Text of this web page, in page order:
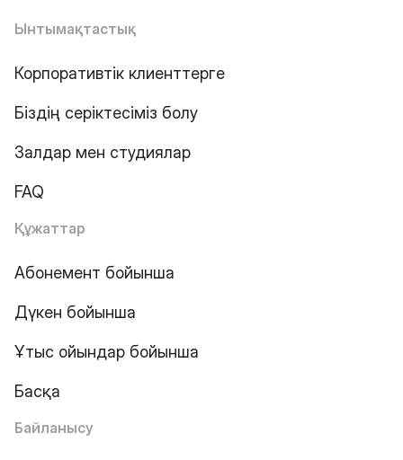
Ынтымақтастық
Корпоративтік клиенттерге
Біздің серіктесіміз болу
Залдар мен студиялар
FAQ
Құжаттар
Абонемент бойынша
Дүкен бойынша
Ұтыс ойындар бойынша
Басқа
Байланысу